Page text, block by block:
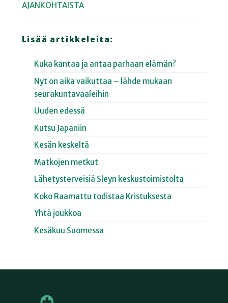
AJANKOHTAISTA
Lisää artikkeleita:
Kuka kantaa ja antaa parhaan elämän?
Nyt on aika vaikuttaa – lähde mukaan
seurakuntavaaleihin
Uuden edessä
Kutsu Japaniin
Kesän keskeltä
Matkojen metkut
Lähetysterveisiä Sleyn keskustoimistolta
Koko Raamattu todistaa Kristuksesta
Yhtä joukkoa
Kesäkuu Suomessa